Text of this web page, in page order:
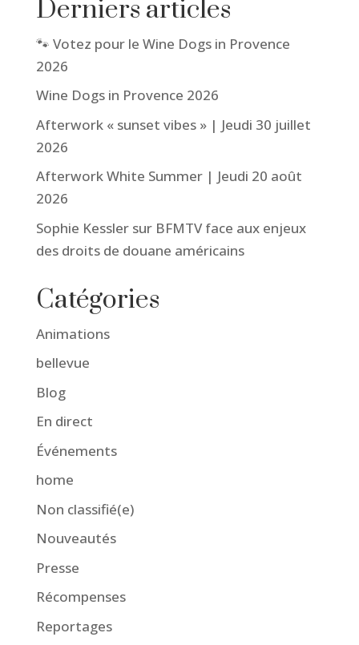
Derniers articles
🐾 Votez pour le Wine Dogs in Provence
2026
Wine Dogs in Provence 2026
Afterwork « sunset vibes » | Jeudi 30 juillet
2026
Afterwork White Summer | Jeudi 20 août
2026
Sophie Kessler sur BFMTV face aux enjeux
des droits de douane américains
Catégories
Animations
bellevue
Blog
En direct
Événements
home
Non classifié(e)
Nouveautés
Presse
Récompenses
Reportages